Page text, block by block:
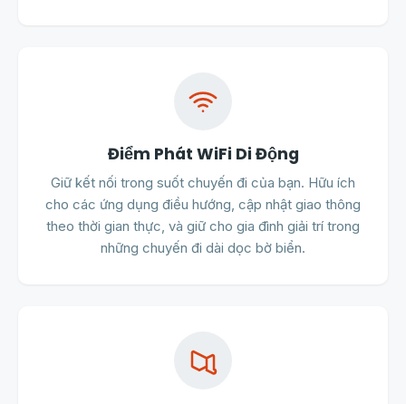
Điểm Phát WiFi Di Động
Giữ kết nối trong suốt chuyến đi của bạn. Hữu ích
cho các ứng dụng điều hướng, cập nhật giao thông
theo thời gian thực, và giữ cho gia đình giải trí trong
những chuyến đi dài dọc bờ biển.